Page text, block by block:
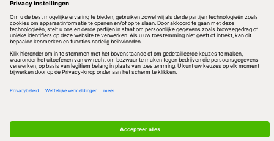
Volg ons
Redactionele partner
Algemene Voorwaarden & Copyrights